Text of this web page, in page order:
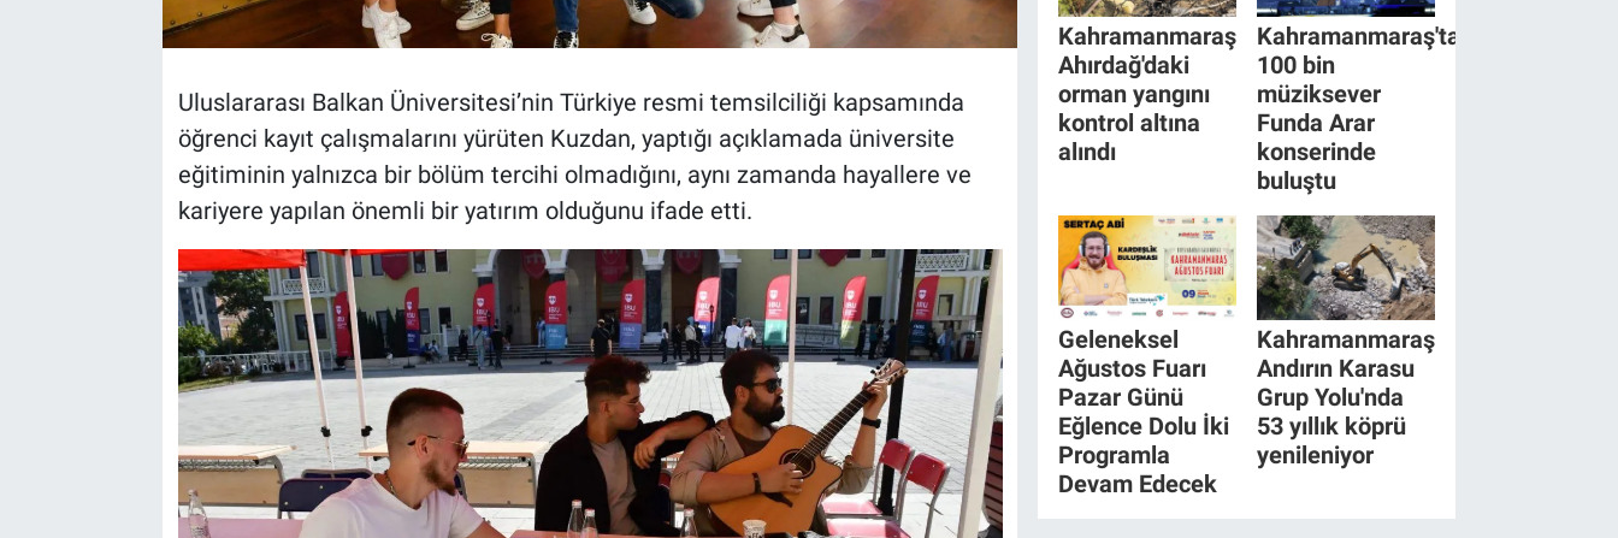
Uluslararası Balkan Üniversitesi’nin Türkiye resmi temsilciliği kapsamında
öğrenci kayıt çalışmalarını yürüten Kuzdan, yaptığı açıklamada üniversite
eğitiminin yalnızca bir bölüm tercihi olmadığını, aynı zamanda hayallere ve
kariyere yapılan önemli bir yatırım olduğunu ifade etti.
Kahramanmaraş
Ahırdağ'daki
orman yangını
kontrol altına
alındı
Kahramanmaraş'ta
100 bin
müziksever
Funda Arar
konserinde
buluştu
Geleneksel
Ağustos Fuarı
Pazar Günü
Eğlence Dolu İki
Programla
Devam Edecek
Kahramanmaraş
Andırın Karasu
Grup Yolu'nda
53 yıllık köprü
yenileniyor
BİLİM VE TEKNOLOJİ